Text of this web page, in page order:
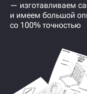
— изготавливаем
и имеем большой
со 100% точностью